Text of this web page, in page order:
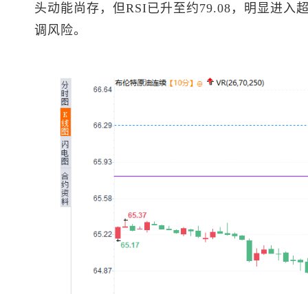
头动能尚存，但RSI已升至约79.08，明显进入
调风险。